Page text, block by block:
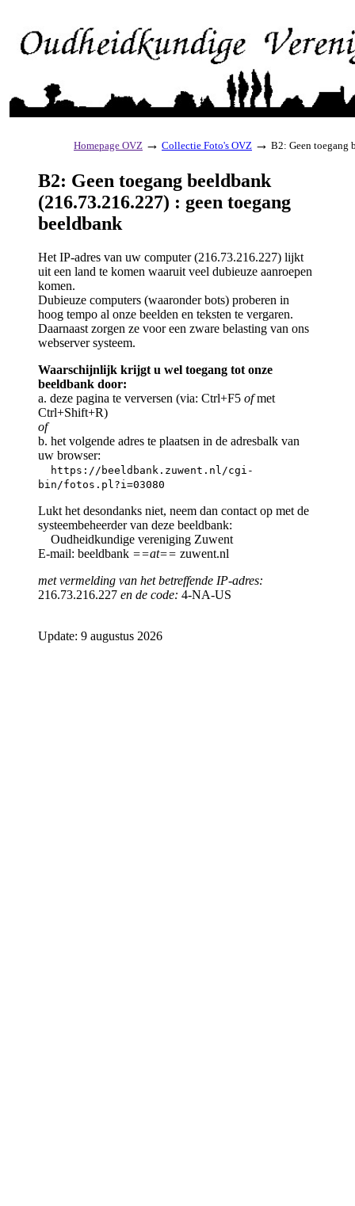
Homepage OVZ → Collectie Foto's OVZ → B2: Geen toegang
B2: Geen toegang beeldbank
(216.73.216.227) : geen toegang
beeldbank
Het IP-adres van uw computer (216.73.216.227) lijkt
uit een land te komen waaruit veel dubieuze aanroepen
komen.
Dubieuze computers (waaronder bots) proberen in
hoog tempo al onze beelden en teksten te vergaren.
Daarnaast zorgen ze voor een zware belasting van ons
webserver systeem.
Waarschijnlijk krijgt u wel toegang tot onze
beeldbank door:
a. deze pagina te verversen (via: Ctrl+F5 ofmet
Ctrl+Shift+R)
of
b. het volgende adres te plaatsen in de adresbalk van
uw browser:
https://beeldbank.zuwent.nl/cgi-
bin/fotos.pl?i=03080
Lukt het desondanks niet, neem dan contact op met de
systeembeheerder van deze beeldbank:
Oudheidkundige vereniging Zuwent
E-mail: beeldbank ==at== zuwent.nl
met vermelding van het betreffende IP-adres:
216.73.216.227 en de code: 4-NA-US
Update: 9 augustus 2026